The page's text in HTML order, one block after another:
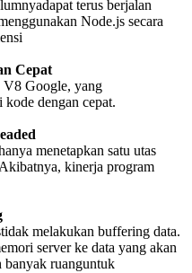
terus berjalan
Node.js secara
Cepat
V8 Google, yang
dengan cepat.
menetapkan satu utas
kinerja program
melakukan buffering data.
server ke data yang akan
banyak ruanguntuk